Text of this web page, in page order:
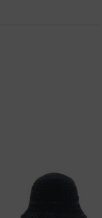
직한 컬러감으로 높은 활용도
리는 활2